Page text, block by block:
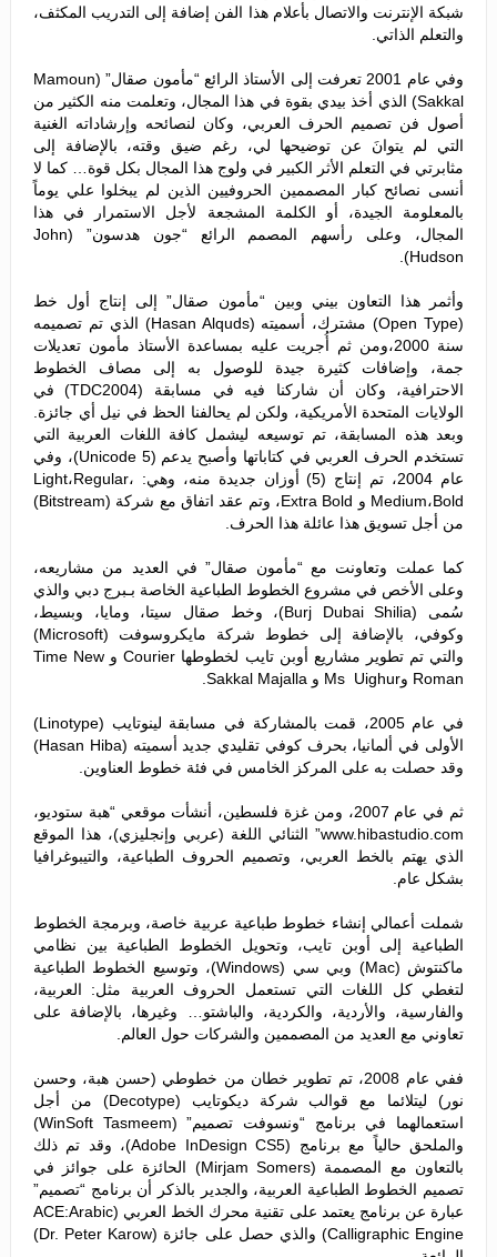
شبكة الإنترنت والاتصال بأعلام هذا الفن إضافة إلى التدريب المكثف،
والتعلم الذاتي.
وفي عام 2001 تعرفت إلى الأستاذ الرائع “مأمون صقال” (Mamoun
Sakkal) الذي أخذ بيدي بقوة في هذا المجال، وتعلمت منه الكثير من
أصول فن تصميم الحرف العربي، وكان لنصائحه وإرشاداته الغنية
التي لم يتوانَ عن توضيحها لي، رغم ضيق وقته، بالإضافة إلى
مثابرتي في التعلم الأثر الكبير في ولوج هذا المجال بكل قوة… كما لا
أنسى نصائح كبار المصممين الحروفيين الذين لم يبخلوا علي يوماً
بالمعلومة الجيدة، أو الكلمة المشجعة لأجل الاستمرار في هذا
المجال، وعلى رأسهم المصمم الرائع “جون هدسون” (John
Hudson).
وأثمر هذا التعاون بيني وبين “مأمون صقال” إلى إنتاج أول خط
(Open Type) مشترك، أسميته (Hasan Alquds) الذي تم تصميمه
سنة 2000،ومن ثم أُجريت عليه بمساعدة الأستاذ مأمون تعديلات
جمة، وإضافات كثيرة جيدة للوصول به إلى مصاف الخطوط
الاحترافية، وكان أن شاركنا فيه في مسابقة (TDC2004) في
الولايات المتحدة الأمريكية، ولكن لم يحالفنا الحظ في نيل أي جائزة.
وبعد هذه المسابقة، تم توسيعه ليشمل كافة اللغات العربية التي
تستخدم الحرف العربي في كتاباتها وأصبح يدعم (Unicode 5)، وفي
عام 2004، تم إنتاج (5) أوزان جديدة منه، وهي: Light،Regular،
Medium،Bold و Extra Bold، وتم عقد اتفاق مع شركة (Bitstream)
من أجل تسويق هذا عائلة هذا الحرف.
كما عملت وتعاونت مع “مأمون صقال” في العديد من مشاريعه،
وعلى الأخص في مشروع الخطوط الطباعية الخاصة بـبرج دبي والذي
سُمى (Burj Dubai Shilia)، وخط صقال سيتا، ومايا، وبسيط،
وكوفي، بالإضافة إلى خطوط شركة مايكروسوفت (Microsoft)
والتي تم تطوير مشاريع أوبن تايب لخطوطها Courier و Time New
Roman وMs Uighur و Sakkal Majalla.
في عام 2005، قمت بالمشاركة في مسابقة لينوتايب (Linotype)
الأولى في ألمانيا، بحرف كوفي تقليدي جديد أسميته (Hasan Hiba)
وقد حصلت به على المركز الخامس في فئة خطوط العناوين.
ثم في عام 2007، ومن غزة فلسطين، أنشأت موقعي “هبة ستوديو،
www.hibastudio.com” الثنائي اللغة (عربي وإنجليزي)، هذا الموقع
الذي يهتم بالخط العربي، وتصميم الحروف الطباعية، والتيبوغرافيا
بشكل عام.
شملت أعمالي إنشاء خطوط طباعية عربية خاصة، وبرمجة الخطوط
الطباعية إلى أوبن تايب، وتحويل الخطوط الطباعية بين نظامي
ماكنتوش (Mac) وبي سي (Windows)، وتوسيع الخطوط الطباعية
لتغطي كل اللغات التي تستعمل الحروف العربية مثل: العربية،
والفارسية، والأردية، والكردية، والباشتو… وغيرها، بالإضافة على
تعاوني مع العديد من المصممين والشركات حول العالم.
ففي عام 2008، تم تطوير خطان من خطوطي (حسن هبة، وحسن
نور) ليتلائما مع قوالب شركة ديكوتايب (Decotype) من أجل
استعمالهما في برنامج “ونسوفت تصميم” (WinSoft Tasmeem)
والملحق حالياً مع برنامج (Adobe InDesign CS5)، وقد تم ذلك
بالتعاون مع المصممة (Mirjam Somers) الحائزة على جوائز في
تصميم الخطوط الطباعية العربية، والجدير بالذكر أن برنامج “تصميم”
عبارة عن برنامج يعتمد على تقنية محرك الخط العربي (ACE:Arabic
Calligraphic Engine) والذي حصل على جائزة (Dr. Peter Karow)